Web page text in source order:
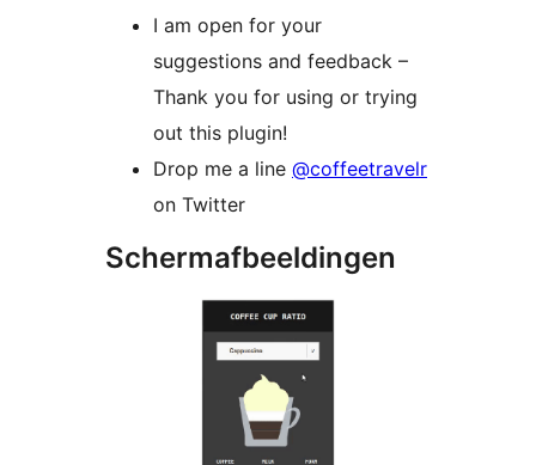
I am open for your
suggestions and feedback –
Thank you for using or trying
out this plugin!
Drop me a line @coffeetravelr
on Twitter
Schermafbeeldingen